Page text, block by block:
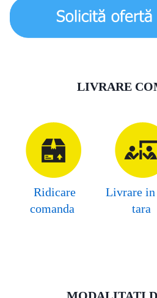
LIVRARE
Ridicare
comanda
Livrare in
tara